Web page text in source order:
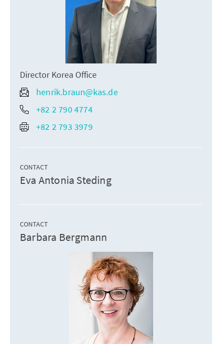
Director Korea Office
henrik.braun@kas.de
+82 2 790 4774
+82 2 793 3979
CONTACT
Eva Antonia Steding
CONTACT
Barbara Bergmann